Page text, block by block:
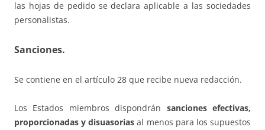
las hojas de pedido se declara aplicable a las sociedades
personalistas.
Sanciones.
Se contiene en el artículo 28 que recibe nueva redacción.
Los Estados miembros dispondrán sanciones efectivas,
proporcionadas y disuasorias al menos para los supuestos